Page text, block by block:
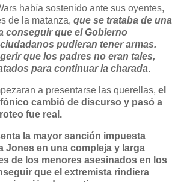
había sostenido ante sus oyentes,
de la matanza, que se trataba de una
conseguir que el Gobierno
pudieran tener armas.
que los padres no eran tales,
para continuar la charada.
a presentarse las querellas, el
cambió de discurso y pasó a
fue real.
la mayor sanción impuesta
Jones en una compleja y larga
de los menores asesinados en los
que el extremista rindiera